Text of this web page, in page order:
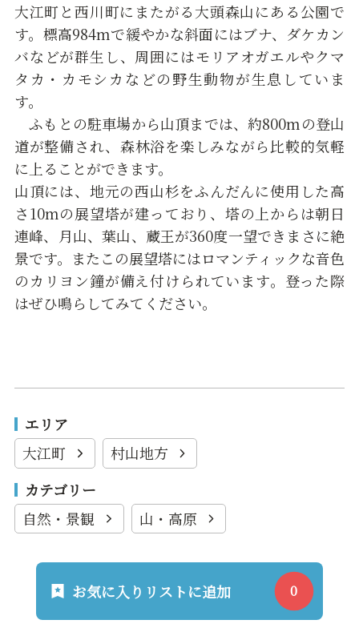
大江町と西川町にまたがる大頭森山にある公園で
す。標高984mで緩やかな斜面にはブナ、ダケカン
バなどが群生し、周囲にはモリアオガエルやクマ
タカ・カモシカなどの野生動物が生息していま
す。
ふもとの駐車場から山頂までは、約800mの登山
道が整備され、森林浴を楽しみながら比較的気軽
に上ることができます。
山頂には、地元の西山杉をふんだんに使用した高
さ10mの展望塔が建っており、塔の上からは朝日
連峰、月山、葉山、蔵王が360度一望できまさに絶
景です。またこの展望塔にはロマンティックな音色
のカリヨン鐘が備え付けられています。登った際
はぜひ鳴らしてみてください。
エリア
大江町
村山地方
カテゴリー
自然・景観
山・高原
お気に入りリストに追加